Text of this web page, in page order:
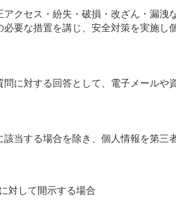
クセス・紛失・破損・改ざん・漏洩
要な措置を講じ、安全対策を実施し
に対する回答として、電子メールや
当する場合を除き、個人情報を第三
対して開示する場合